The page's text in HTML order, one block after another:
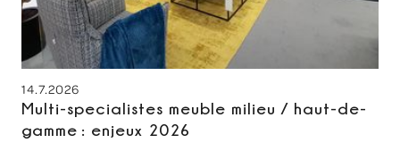
14.7.2026
Multi-specialistes meuble milieu / haut-de-
gamme : enjeux 2026